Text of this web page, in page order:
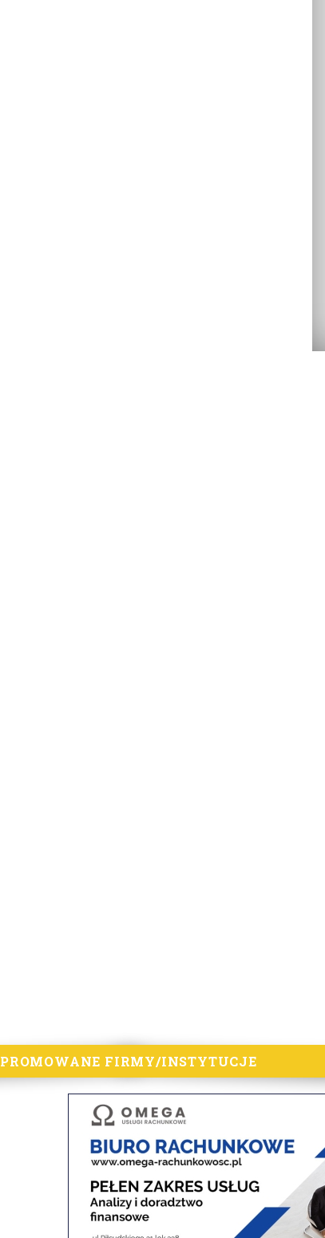
PROMOWANE FIRMY/INSTYTUCJE